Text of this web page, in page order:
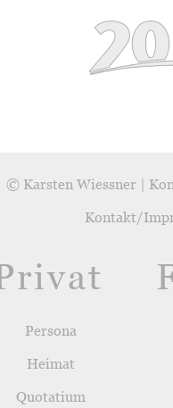
© Karsten Wiessner |
Kontakt/
Persona
Heimat
Quotatium